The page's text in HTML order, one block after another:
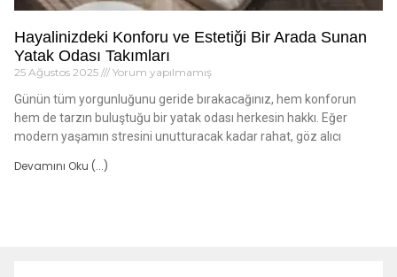
Hayalinizdeki Konforu ve Estetiği Bir Arada Sunan
Yatak Odası Takımları
25 Ağustos 2025 Yorum yapılmamış
Günün tüm yorgunluğunu geride bırakacağınız, hem konforun
hem de tarzın buluştuğu bir yatak odası herkesin hakkı. Eğer
modern yaşamın stresini unutturacak kadar rahat, göz alıcı
Devamını Oku (...)